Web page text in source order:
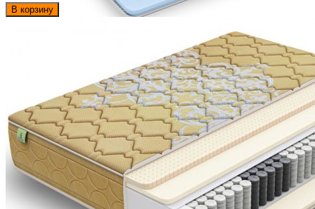
В корзину